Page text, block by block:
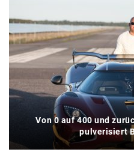
Von 0 auf 400 und
pulverisiert